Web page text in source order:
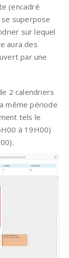
(encadré
superpose
sur lequel
aura des
par une
2 calendriers
même période
tels le
à 19H00)